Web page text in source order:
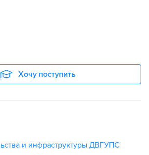
Хочу поступить
и инфраструктуры ДВГУПС